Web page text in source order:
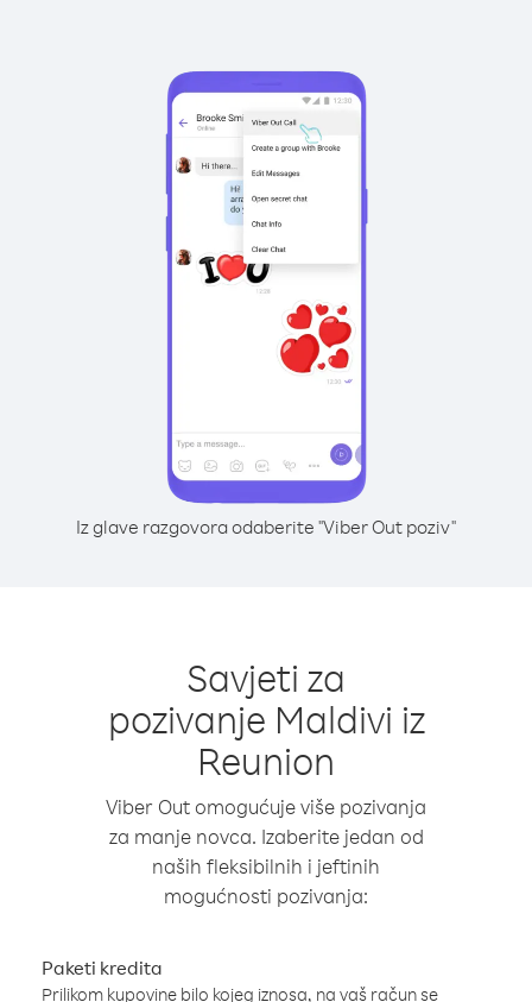
Iz glave razgovora odaberite "Viber Out poziv"
Savjeti za
pozivanje Maldivi iz
Reunion
Viber Out omogućuje više pozivanja
za manje novca. Izaberite jedan od
naših fleksibilnih i jeftinih
mogućnosti pozivanja:
Paketi kredita
Prilikom kupovine bilo kojeg iznosa, na vaš račun se